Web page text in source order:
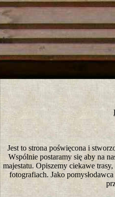
zapraszamy
Jest to strona poświęcona i
Wspólnie postaramy się aby na
majestatu. Opiszemy ciekawe
fotografiach. Jako